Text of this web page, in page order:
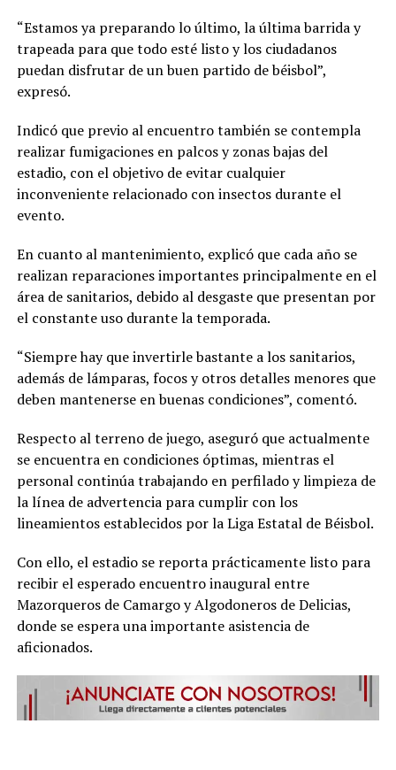
“Estamos ya preparando lo último, la última barrida y
trapeada para que todo esté listo y los ciudadanos
puedan disfrutar de un buen partido de béisbol”,
expresó.
Indicó que previo al encuentro también se contempla
realizar fumigaciones en palcos y zonas bajas del
estadio, con el objetivo de evitar cualquier
inconveniente relacionado con insectos durante el
evento.
En cuanto al mantenimiento, explicó que cada año se
realizan reparaciones importantes principalmente en el
área de sanitarios, debido al desgaste que presentan por
el constante uso durante la temporada.
“Siempre hay que invertirle bastante a los sanitarios,
además de lámparas, focos y otros detalles menores que
deben mantenerse en buenas condiciones”, comentó.
Respecto al terreno de juego, aseguró que actualmente
se encuentra en condiciones óptimas, mientras el
personal continúa trabajando en perfilado y limpieza de
la línea de advertencia para cumplir con los
lineamientos establecidos por la Liga Estatal de Béisbol.
Con ello, el estadio se reporta prácticamente listo para
recibir el esperado encuentro inaugural entre
Mazorqueros de Camargo y Algodoneros de Delicias,
donde se espera una importante asistencia de
aficionados.